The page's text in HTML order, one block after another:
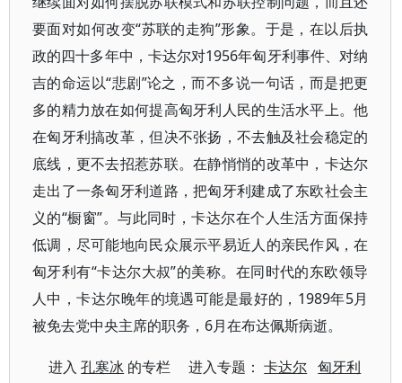
要面对如何改变“苏联的走狗”形象。于是，在以后执
政的四十多年中，卡达尔对1956年匈牙利事件、对纳
吉的命运以“悲剧”论之，而不多说一句话，而是把更
多的精力放在如何提高匈牙利人民的生活水平上。他
在匈牙利搞改革，但决不张扬，不去触及社会稳定的
底线，更不去招惹苏联。在静悄悄的改革中，卡达尔
走出了一条匈牙利道路，把匈牙利建成了东欧社会主
义的“橱窗”。与此同时，卡达尔在个人生活方面保持
低调，尽可能地向民众展示平易近人的亲民作风，在
匈牙利有“卡达尔大叔”的美称。在同时代的东欧领导
人中，卡达尔晚年的境遇可能是最好的，1989年5月
被免去党中央主席的职务，6月在布达佩斯病逝。
进入孔寒冰 的专栏 进入专题：卡达尔 匈牙利